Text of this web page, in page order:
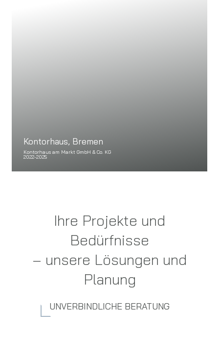
Kontorhaus, Bremen
Kontorhaus am Markt GmbH & Co. KG
2022-2025
Ihre Projekte und
Bedürfnisse
– unsere Lösungen und
Planung
UNVERBINDLICHE BERATUNG